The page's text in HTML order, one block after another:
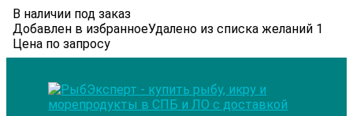
В наличии под заказ
Добавлен в избранноеУдалено из списка желаний 1
Цена по запросу